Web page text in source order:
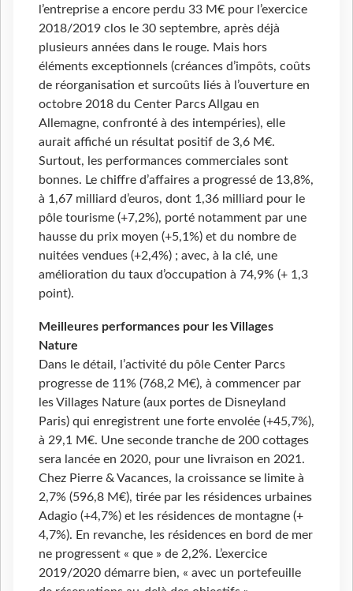
l’entreprise a encore perdu 33 M€ pour l’exercice
2018/2019 clos le 30 septembre, après déjà
plusieurs années dans le rouge. Mais hors
éléments exceptionnels (créances d’impôts, coûts
de réorganisation et surcoûts liés à l’ouverture en
octobre 2018 du Center Parcs Allgau en
Allemagne, confronté à des intempéries), elle
aurait affiché un résultat positif de 3,6 M€.
Surtout, les performances commerciales sont
bonnes. Le chiffre d’affaires a progressé de 13,8%,
à 1,67 milliard d’euros, dont 1,36 milliard pour le
pôle tourisme (+7,2%), porté notamment par une
hausse du prix moyen (+5,1%) et du nombre de
nuitées vendues (+2,4%) ; avec, à la clé, une
amélioration du taux d’occupation à 74,9% (+ 1,3
point).
Meilleures performances pour les Villages
Nature
Dans le détail, l’activité du pôle Center Parcs
progresse de 11% (768,2 M€), à commencer par
les Villages Nature (aux portes de Disneyland
Paris) qui enregistrent une forte envolée (+45,7%),
à 29,1 M€. Une seconde tranche de 200 cottages
sera lancée en 2020, pour une livraison en 2021.
Chez Pierre & Vacances, la croissance se limite à
2,7% (596,8 M€), tirée par les résidences urbaines
Adagio (+4,7%) et les résidences de montagne (+
4,7%). En revanche, les résidences en bord de mer
ne progressent « que » de 2,2%. L’exercice
2019/2020 démarre bien, « avec un portefeuille